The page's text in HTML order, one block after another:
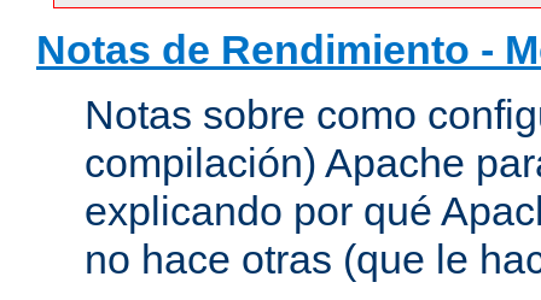
Notas de Rendimiento -
Notas sobre como
compilación) Apache
explicando por qué
no hace otras (que le